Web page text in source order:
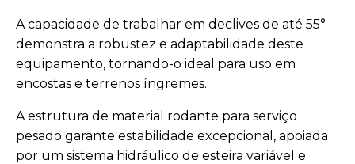
A capacidade de trabalhar em declives de até 55°
demonstra a robustez e adaptabilidade deste
equipamento, tornando-o ideal para uso em
encostas e terrenos íngremes.
A estrutura de material rodante para serviço
pesado garante estabilidade excepcional, apoiada
por um sistema hidráulico de esteira variável e